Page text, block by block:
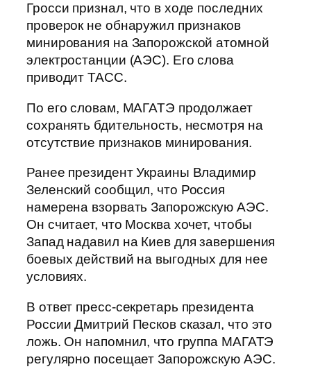
Гросси признал, что в ходе последних
проверок не обнаружил признаков
минирования на Запорожской атомной
электростанции (АЭС). Его слова
приводит ТАСС.
По его словам, МАГАТЭ продолжает
сохранять бдительность, несмотря на
отсутствие признаков минирования.
Ранее президент Украины Владимир
Зеленский сообщил, что Россия
намерена взорвать Запорожскую АЭС.
Он считает, что Москва хочет, чтобы
Запад надавил на Киев для завершения
боевых действий на выгодных для нее
условиях.
В ответ пресс-секретарь президента
России Дмитрий Песков сказал, что это
ложь. Он напомнил, что группа МАГАТЭ
регулярно посещает Запорожскую АЭС.